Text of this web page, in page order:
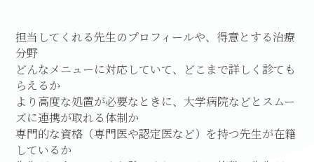
担当してくれる先生のプロフィールや、得意とする治療
分野
どんなメニューに対応していて、どこまで詳しく診ても
らえるか
より高度な処置が必要なときに、大学病院などとスムー
ズに連携が取れる体制か
専門的な資格（専門医や認定医など）を持つ先生が在籍
しているか